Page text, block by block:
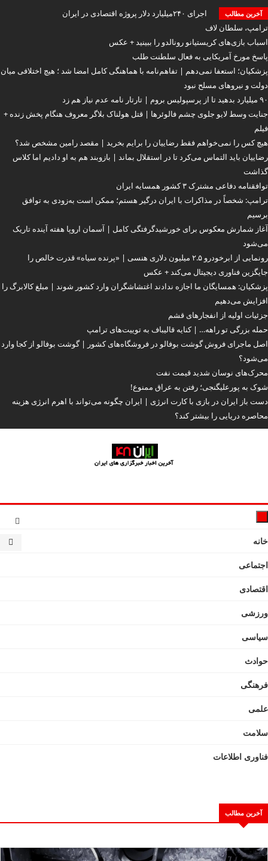
آخرین مطالب
اجرای ۲۴۰میلیارد دلار پروژه اقتصادی در ایران
ترامپ، سلطان لاف
اسباب‌ بازی‌های کریستیانو رونالدو را ببینید + عکس
پاسخ مورخ آمریکایی به فعال سلطنت طلب
پزشکیان؛ استعفا نمی‌دهم | تفاهم‌نامه با هماهنگی کامل امضا شد ؛ هیچ اختلافی میان
دولت و نیروهای مسلح نبود
۹۰ میلیارد بدهید تا از پرسپولیس بروم | تارتار نامه عدم نیاز هم زد
جنایت وسط لایو جلوی چشم فالوئرها | قتل هولناک بلاگر معروف هنگام پخش زنده +
فیلم
هیچ کس را نمی‌خواهم فقط رضاییان را برایم بخرید | مقصد رامین مشخص شد؟
رضاییان باید التماس می‌کرد تا در استقلال بماند | بازوبند هم به او دادیم اما کلاس
گذاشت
توافقنامه دفاعی مشترک ۳ کشور همسایه ایران
ترامپ: شخصاً در مذاکرات با ایران درگیر هستم؛ ممکن است به‌زودی به توافق
برسیم
آغاز شمارش معکوس برای خورشیدگرفتگی کامل | آسمان اروپا هفته آینده تاریک
می‌شود
رونمایی از ابرخودرو ۲.۵ میلیون دلاری هنسی | «پرنده سیاه» قدرت خالص را
جایگزین فناوری دیجیتال می‌کند + عکس
پزشکیان: همسایگان ما اجازه ندادند اغتشاشگران وارد کشور شوند | مبلغ کالابرگ را
افزایش می‌دهیم
جزئیات اولیه از انفجارهای قشم
حمله بزرگی تو راهه… | کنایه قالیباف به توییت‌های ترامپ
اصل ماجرای فروش گوشت بوفالو در فروشگاه‌های کشور | گوشت بوفالو از کجا وارد
می‌شود؟
محرک‌های نوسان شدید قیمت نفت
شوک به پورعلیگنجی؛ رفتن به عراق ممنوع!
دست باز ایران در بازی با کارت انرژی | ایران چگونه می‌تواند با اهرم انرژی‌ هزینه
محاصره دریایی را بیشتر کند؟
تغییر
ناوبری
خانه
اجتماعی
اقتصادی
ورزشی
سیاسی
حوادث
فرهنگی
علمی
سلامت
فناوری اطلاعات
آخرین مطالب